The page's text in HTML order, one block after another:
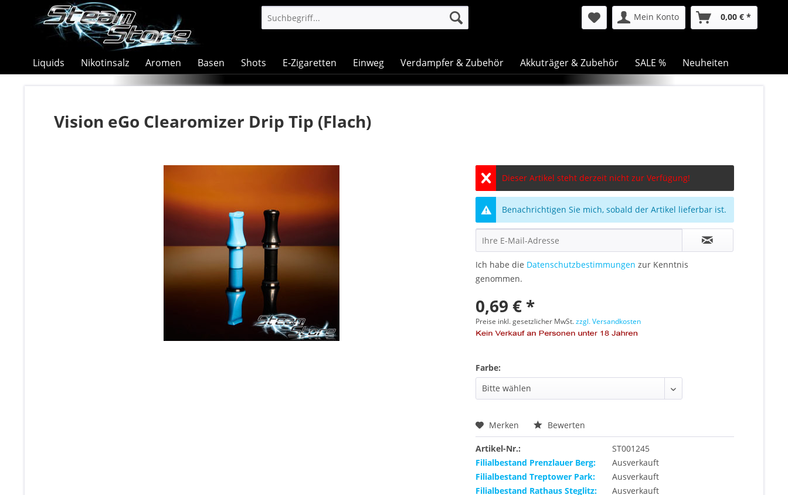
Mein Konto 0,00 € *
Liquids Nikotinsalz Aromen Basen Shots E-Zigaretten Einweg Verdampfer & Zubehör Akkuträger & Zubehör SALE % Neuheiten
Vision eGo Clearomizer Drip Tip (Flach)
Dieser Artikel steht derzeit nicht zur Verfügung!
Benachrichtigen Sie mich, sobald der Artikel lieferbar ist.
Ich habe die Datenschutzbestimmungen zur Kenntnis
genommen.
0,69 € *
Preise inkl. gesetzlicher MwSt.zzgl. Versandkosten
Farbe:
Merken Bewerten
Artikel-Nr.:
ST001245
Filialbestand Prenzlauer Berg:
Ausverkauft
Filialbestand Treptower Park:
Ausverkauft
Filialbestand Rathaus Steglitz:
Ausverkauft